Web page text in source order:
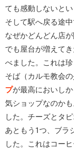
ても感動しないと
そして駅へ戻る途
なぜかどんどん店
でも屋台が増えて
べました。これは
そば（カルモ教会
プが最高においし
気ショップなのか
した。チーズとタ
あともう1つ、ブラ
した。これはコー